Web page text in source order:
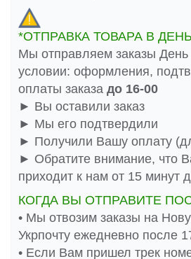
*ОТПРАВКА ТОВАРА В
Мы отправляем заказы День
условии: оформления,
оплаты заказа до 16-00
► Вы оставили заказ
► Мы его подтвердили
► Получили Вашу оплату
► Обратите внимание, что
приходит к нам от 15 минут
КОГДА ВЫ ОТПРАВИТЕ
• Мы отвозим заказы на
Укрпочту ежедневно после
• Если Вам пришел трек